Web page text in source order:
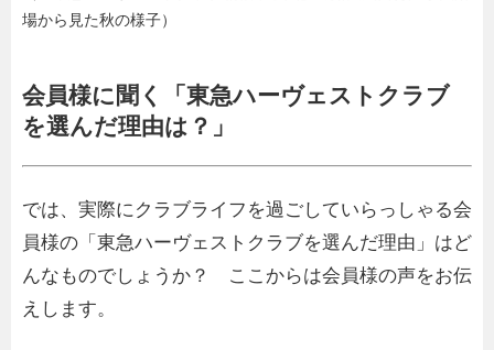
場から見た秋の様子）
会員様に聞く「東急ハーヴェストクラブ
を選んだ理由は？」
では、実際にクラブライフを過ごしていらっしゃる会
員様の「東急ハーヴェストクラブを選んだ理由」はど
んなものでしょうか？ ここからは会員様の声をお伝
えします。